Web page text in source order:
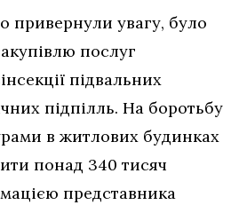
привернули увагу, було
послуг
підвальних
підпілль. На боротьбу
в житлових будинках
понад 340 тисяч
представника